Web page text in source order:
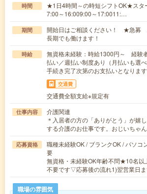
時間
★1日4時間～の時短シフトOK★スタ
7:00～16:009:00～17:0011:…
期間
開始日はご相談ください！ ★急募
長期でも働けます！
時給
無資格未経験：時給1300円～ 経験
払い／週払い制度あり（月払いも選
手続き完了次第のお支払いとなります
交通費
交通費全額支給※規定有
仕事内容
介護関連
＊入居者の方の「ありがとう」が嬉
する介護のお仕事です。おじいちゃ
応募資格
職種未経験OK / ブランクOK / パソコ
要
無資格・未経験OK年齢不問★10名
不要です▽応募後の流れ1)翌営業日
職場の雰囲気